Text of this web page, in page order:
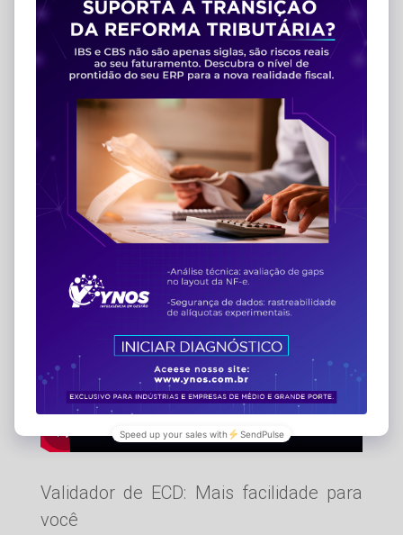
ERP WK Radar – Nova Interface
Empresarial
Validador de ECD: Mais facilidade para
você